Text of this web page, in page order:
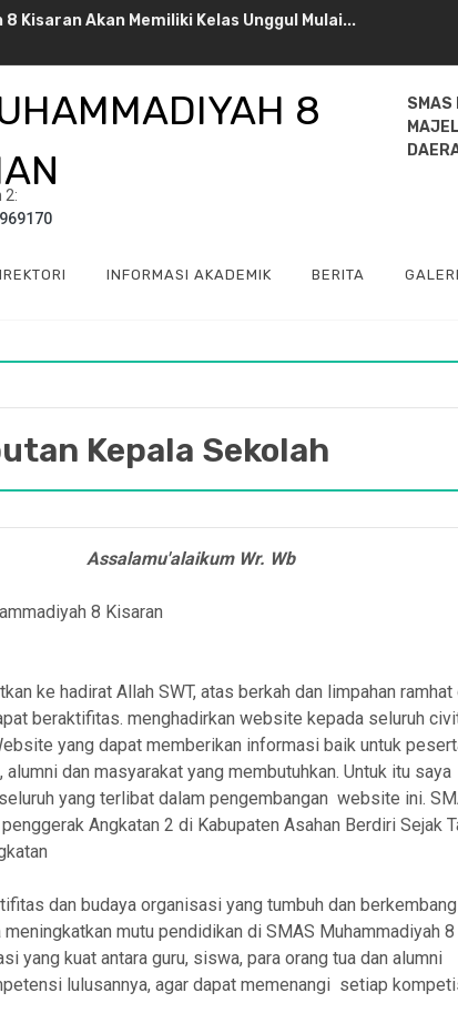
8 Kisaran Akan Memiliki Kelas Unggul Mulai...
Kepala Sekolah SMAS Muhammadiyah ...
Kisaran Kunjungan Edukasi ke UMSU...
8 Kisaran Dapat Bantuan Rp200...
SMAS
2:
INFORMASI AKADEMIK BERITA GALERI
Kepala Sekolah
Assalamu'alaikum Wr. Wb
8 Kisaran
ke hadirat Allah SWT, atas berkah dan limpahan ramhat
beraktifitas. menghadirkan website kepada seluruh
yang dapat memberikan informasi baik untuk
dan masyarakat yang membutuhkan. Untuk itu saya
yang terlibat dalam pengembangan website ini.
Angkatan 2 di Kabupaten Asahan Berdiri Sejak
dan budaya organisasi yang tumbuh dan berkembang
mutu pendidikan di SMAS Muhammadiyah 8
yang kuat antara guru, siswa, para orang tua dan alumni
lulusannya, agar dapat memenangi setiap